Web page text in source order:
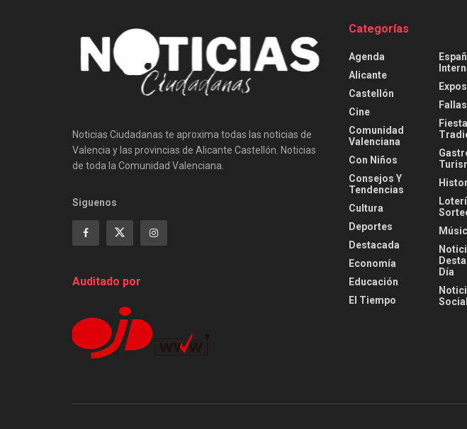
Noticias Ciudadanas te aproxima todas las noticias de
Valencia y las provincias de Alicante Castellón. Noticias
de toda la Comunidad Valenciana.
Siguenos
Auditado por
Categorías
Agenda
Alicante
Castellón
Cine
Comunidad
Valenciana
Con Niños
Consejos Y
Tendencias
Cultura
Deportes
Destacada
Economía
Educación
El Tiempo
Fallas
Día